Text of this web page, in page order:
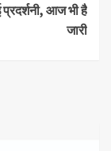
आज भी है
जारी